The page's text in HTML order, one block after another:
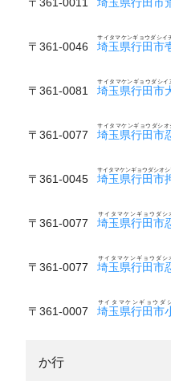
〒361-0046 埼玉県行田市
サイタマケンギョウダシイ
〒361-0081 埼玉県行田市
サイタマケンギョウダシイ
〒361-0077 埼玉県行田市
サイタマケンギョウダシオ
〒361-0045 埼玉県行田市
サイタマケンギョウダシオシ
〒361-0077 埼玉県行田市
サイタマケンギョウダシ
〒361-0077 埼玉県行田市
サイタマケンギョウダシ
〒361-0007 埼玉県行田市
サイタマケンギョウダ
か行